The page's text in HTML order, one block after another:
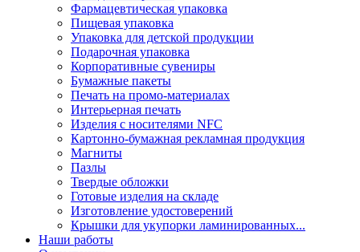
Фармацевтическая упаковка
Пищевая упаковка
Упаковка для детской продукции
Подарочная упаковка
Корпоративные сувениры
Бумажные пакеты
Печать на промо-материалах
Интерьерная печать
Изделия с носителями NFC
Картонно-бумажная рекламная продукция
Магниты
Пазлы
Твердые обложки
Готовые изделия на складе
Изготовление удостоверений
Крышки для укупорки ламинированных...
Наши работы